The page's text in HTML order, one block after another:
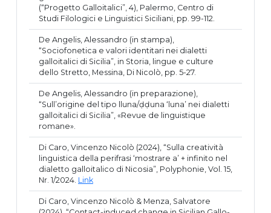
(“Progetto Galloitalici”, 4), Palermo, Centro di
Studi Filologici e Linguistici Siciliani, pp. 99-112.
De Angelis, Alessandro (in stampa),
“Sociofonetica e valori identitari nei dialetti
galloitalici di Sicilia”, in Storia, lingue e culture
dello Stretto, Messina, Di Nicolò, pp. 5-27.
De Angelis, Alessandro (in preparazione),
“Sull’origine del tipo lluna/ḍḍuna ‘luna’ nei dialetti
galloitalici di Sicilia”, «Revue de linguistique
romane».
Di Caro, Vincenzo Nicolò (2024), “Sulla creatività
linguistica della perifrasi ‘mostrare a’ + infinito nel
dialetto galloitalico di Nicosia”, Polyphonie, Vol. 15,
Nr. 1/2024. Link
Di Caro, Vincenzo Nicolò & Menza, Salvatore